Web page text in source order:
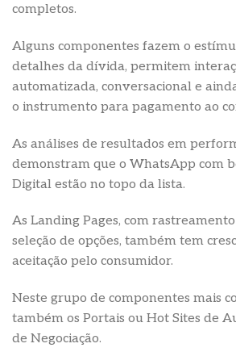
completos.
Alguns componentes fazem o
detalhes da dívida, permitem
automatizada, conversacional e
o instrumento para pagamento ao
As análises de resultados em
demonstram que o WhatsApp com
Digital estão no topo da lista.
As Landing Pages, com
seleção de opções, também tem
aceitação pelo consumidor.
Neste grupo de componentes mais
também os Portais ou Hot Sites de
de Negociação.